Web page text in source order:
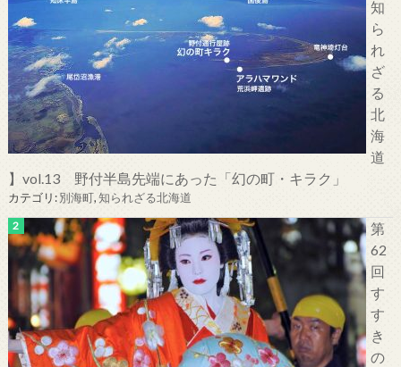
知
ら
れ
ざ
る
北
海
道
】vol.13 野付半島先端にあった「幻の町・キラク」
カテゴリ:別海町,知られざる北海道
第
62
回
す
す
き
の